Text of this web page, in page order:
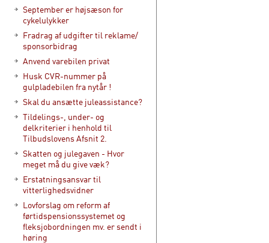
September er højsæson for
cykelulykker
Fradrag af udgifter til reklame/
sponsorbidrag
Anvend varebilen privat
Husk CVR-nummer på
gulpladebilen fra nytår !
Skal du ansætte juleassistance?
Tildelings-, under- og
delkriterier i henhold til
Tilbudslovens Afsnit 2.
Skatten og julegaven - Hvor
meget må du give væk?
Erstatningsansvar til
vitterlighedsvidner
Lovforslag om reform af
førtidspensionssystemet og
fleksjobordningen mv. er sendt i
høring